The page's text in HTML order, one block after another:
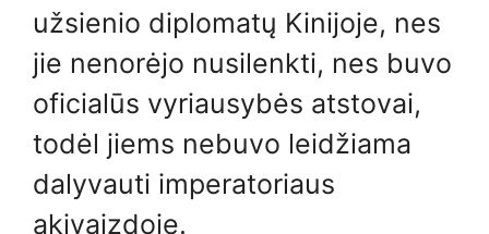
užsienio diplomatų Kinijoje, nes
jie nenorėjo nusilenkti, nes buvo
oficialūs vyriausybės atstovai,
todėl jiems nebuvo leidžiama
dalyvauti imperatoriaus
akivaizdoje.